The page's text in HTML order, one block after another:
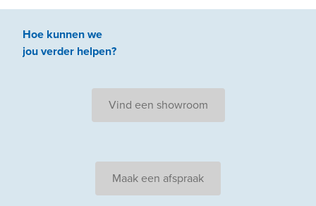
Hoe kunnen we
jouverder helpen?
Vind een showroom
Maak een afspraak